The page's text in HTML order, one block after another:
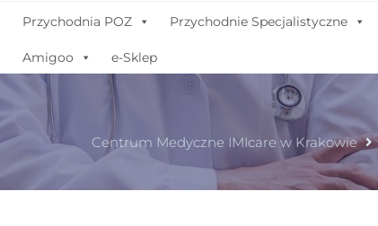
Przychodnia POZ Przychodnie Specjalistyczne
Amigoo e-Sklep
Centrum Medyczne IMIcare w Krakowie